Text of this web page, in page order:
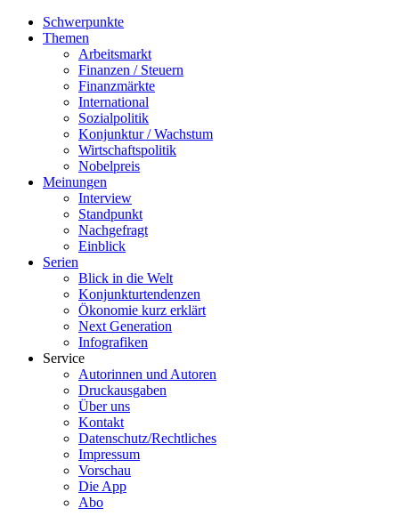
Schwerpunkte
Themen
Arbeitsmarkt
Finanzen / Steuern
Finanzmärkte
International
Sozialpolitik
Konjunktur / Wachstum
Wirtschaftspolitik
Nobelpreis
Meinungen
Interview
Standpunkt
Nachgefragt
Einblick
Serien
Blick in die Welt
Konjunkturtendenzen
Ökonomie kurz erklärt
Next Generation
Infografiken
Service
Autorinnen und Autoren
Druckausgaben
Über uns
Kontakt
Datenschutz/Rechtliches
Impressum
Vorschau
Die App
Abo